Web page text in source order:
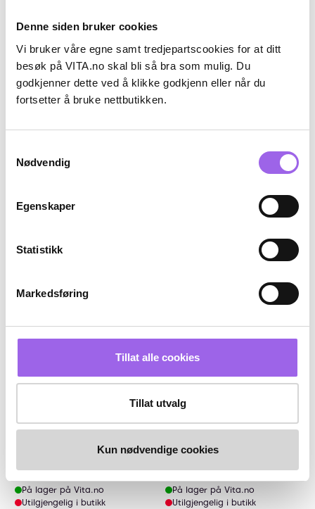
Denne siden bruker cookies
Vi bruker våre egne samt tredjepartscookies for at ditt
besøk på VITA.no skal bli så bra som mulig. Du
godkjenner dette ved å klikke godkjenn eller når du
fortsetter å bruke nettbutikken.
Nødvendig
Egenskaper
Statistikk
Markedsføring
Tillat alle cookies
Tillat utvalg
Kun nødvendige cookies
Camilla Pihl
Mask
89,-89 NOK
Korres
På lager i 112 butikker
40%
Karakter:
(7)
4.7 av 5 mulige
Lumene Moisturizing Sheet
Mask
På lager på Vita.no
Utilgjengelig i butikk
Dr. Ceuracle Vegan Kombucha
Tea Essence In Gel Mask
På lager på Vita.no
Utilgjengelig i butikk